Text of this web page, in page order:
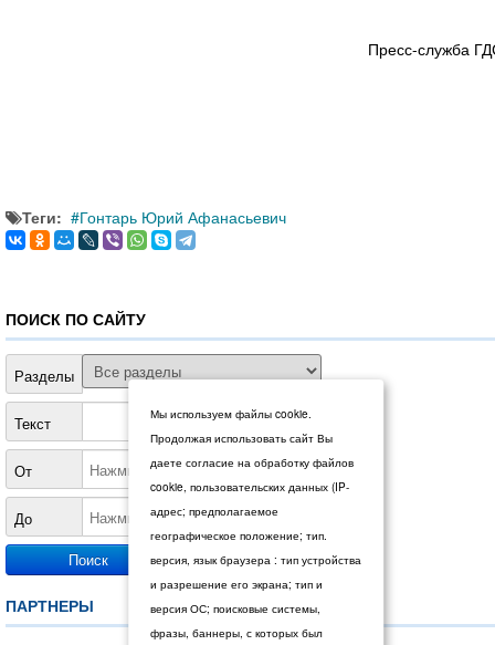
Пресс-служба
Теги: Гонтарь Юрий Афанасьевич
ПОИСК ПО САЙТУ
Разделы
Текст
От
До
ПАРТНЕРЫ
Мы используем файлы cookie.
Продолжая использовать сайт Вы
даете согласие на обработку файлов
cookie, пользовательских данных (IP-
адрес; предполагаемое
географическое положение; тип.
версия, язык браузера : тип устройства
и разрешение его экрана; тип и
версия ОС; поисковые системы,
фразы, баннеры, с которых был